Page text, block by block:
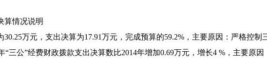
算情况说明
万元，支出决算为17.91万元，完成预算的59.2%，主要原因：严格控
三公”经费财政拨款支出决算数比2014年增加0.69万元，增长4 %，主要原